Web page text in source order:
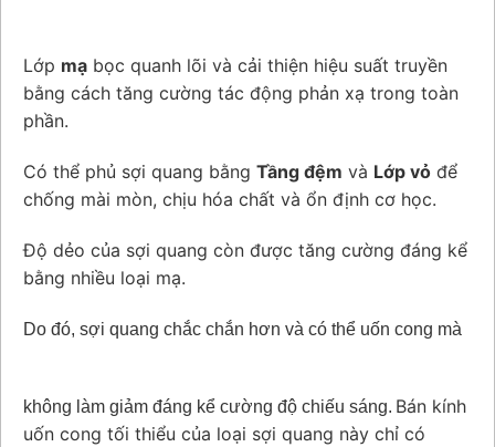
Lớp mạ bọc quanh lõi và cải thiện hiệu suất truyền
bằng cách tăng cường tác động phản xạ trong toàn
phần.
Có thể phủ sợi quang bằng Tầng đệm và Lớp vỏ để
chống mài mòn, chịu hóa chất và ổn định cơ học.
Độ dẻo của sợi quang còn được tăng cường đáng kể
bằng nhiều loại mạ.
Do đó, sợi quang chắc chắn hơn và có thể uốn cong mà
không làm giảm đáng kể cường độ chiếu sáng. Bán kính
uốn cong tối thiểu của loại sợi quang này chỉ có